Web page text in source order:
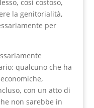
così costoso,
la genitorialità,
per
qualcuno che ha
con un atto di
non sarebbe in